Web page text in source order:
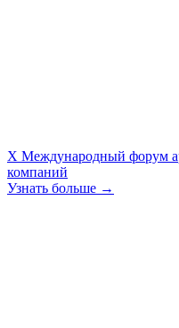
X Международный форум
компаний
Узнать больше →